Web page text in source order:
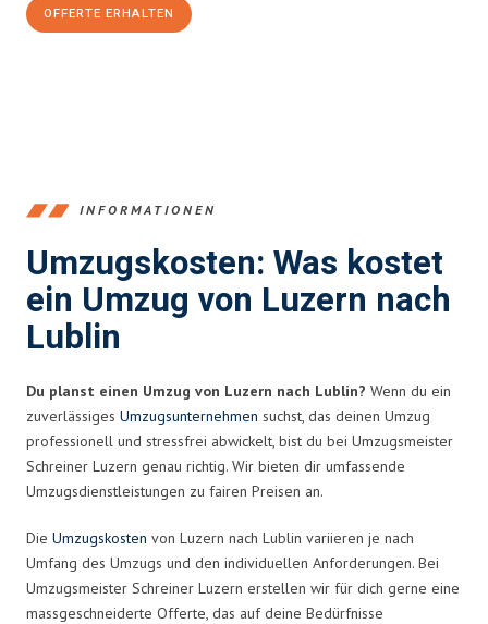
OFFERTE ERHALTEN
INFORMATIONEN
Umzugskosten: Was kostet
ein Umzug von Luzern nach
Lublin
Du planst einen Umzug von Luzern nach Lublin? Wenn du ein
zuverlässiges Umzugsunternehmen suchst, das deinen Umzug
professionell und stressfrei abwickelt, bist du bei Umzugsmeister
Schreiner Luzern genau richtig. Wir bieten dir umfassende
Umzugsdienstleistungen zu fairen Preisen an.
Die Umzugskosten von Luzern nach Lublin variieren je nach
Umfang des Umzugs und den individuellen Anforderungen. Bei
Umzugsmeister Schreiner Luzern erstellen wir für dich gerne eine
massgeschneiderte Offerte, das auf deine Bedürfnisse